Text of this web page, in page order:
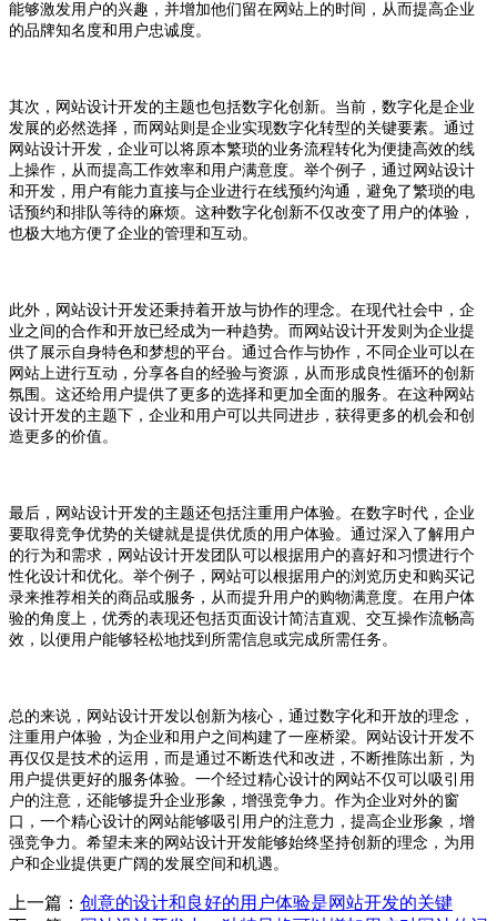
能够激发用户的兴趣，并增加他们留在网站上的时间，从而提高企业
的品牌知名度和用户忠诚度。
其次，网站设计开发的主题也包括数字化创新。当前，数字化是企业
发展的必然选择，而网站则是企业实现数字化转型的关键要素。通过
网站设计开发，企业可以将原本繁琐的业务流程转化为便捷高效的线
上操作，从而提高工作效率和用户满意度。举个例子，通过网站设计
和开发，用户有能力直接与企业进行在线预约沟通，避免了繁琐的电
话预约和排队等待的麻烦。这种数字化创新不仅改变了用户的体验，
也极大地方便了企业的管理和互动。
此外，网站设计开发还秉持着开放与协作的理念。在现代社会中，企
业之间的合作和开放已经成为一种趋势。而网站设计开发则为企业提
供了展示自身特色和梦想的平台。通过合作与协作，不同企业可以在
网站上进行互动，分享各自的经验与资源，从而形成良性循环的创新
氛围。这还给用户提供了更多的选择和更加全面的服务。在这种网站
设计开发的主题下，企业和用户可以共同进步，获得更多的机会和创
造更多的价值。
最后，网站设计开发的主题还包括注重用户体验。在数字时代，企业
要取得竞争优势的关键就是提供优质的用户体验。通过深入了解用户
的行为和需求，网站设计开发团队可以根据用户的喜好和习惯进行个
性化设计和优化。举个例子，网站可以根据用户的浏览历史和购买记
录来推荐相关的商品或服务，从而提升用户的购物满意度。在用户体
验的角度上，优秀的表现还包括页面设计简洁直观、交互操作流畅高
效，以便用户能够轻松地找到所需信息或完成所需任务。
总的来说，网站设计开发以创新为核心，通过数字化和开放的理念，
注重用户体验，为企业和用户之间构建了一座桥梁。网站设计开发不
再仅仅是技术的运用，而是通过不断迭代和改进，不断推陈出新，为
用户提供更好的服务体验。一个经过精心设计的网站不仅可以吸引用
户的注意，还能够提升企业形象，增强竞争力。作为企业对外的窗
口，一个精心设计的网站能够吸引用户的注意力，提高企业形象，增
强竞争力。希望未来的网站设计开发能够始终坚持创新的理念，为用
户和企业提供更广阔的发展空间和机遇。
上一篇： 创意的设计和良好的用户体验是网站开发的关键